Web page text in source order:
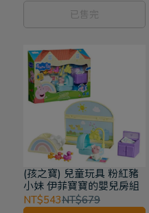
已售完
(孩之寶) 兒童玩具 粉紅豬
小妹 伊菲寶寶的嬰兒房組
NT$543NT$679